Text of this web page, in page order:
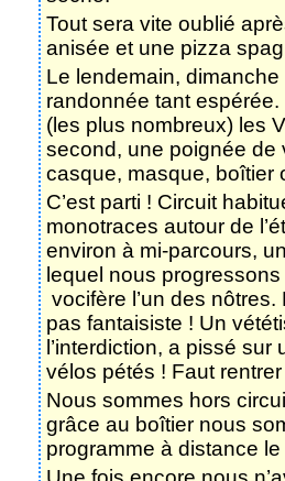
d’écume, les sternes
jouer des rafales de
fientes comprises.
par nos boîtiers, nous
un message s’affiche :
passer en zone orange,
précises ».
Pas de bol, il est 16 H,
l’arrêt binouse tant
sèche.
Tout sera vite oublié
anisée et une pizza
Le lendemain,
randonnée tant
(les plus nombreux) les
second, une poignée de
casque, masque, boîtier
C’est parti ! Circuit
monotraces autour de